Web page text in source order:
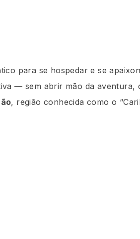
para se hospedar e se
— sem abrir mão da aventura,
, região conhecida como o